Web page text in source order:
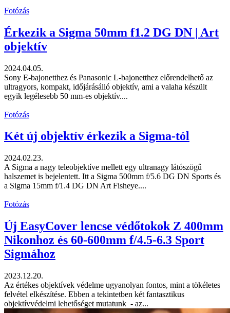
Fotózás
Érkezik a Sigma 50mm f1.2 DG DN | Art
objektív
2024.04.05.
Sony E-bajonetthez és Panasonic L-bajonetthez előrendelhető az
ultragyors, kompakt, időjárásálló objektív, ami a valaha készült
egyik legélesebb 50 mm-es objektív....
Fotózás
Két új objektív érkezik a Sigma-tól
2024.02.23.
A Sigma a nagy teleobjektíve mellett egy ultranagy látószögű
halszemet is bejelentett. Itt a Sigma 500mm f/5.6 DG DN Sports és
a Sigma 15mm f/1.4 DG DN Art Fisheye....
Fotózás
Új EasyCover lencse védőtokok Z 400mm
Nikonhoz és 60-600mm f/4.5-6.3 Sport
Sigmához
2023.12.20.
Az értékes objektívek védelme ugyanolyan fontos, mint a tökéletes
felvétel elkészítése. Ebben a tekintetben két fantasztikus
objektívvédelmi lehetőséget mutatunk - az...